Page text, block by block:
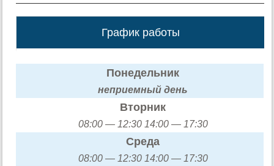
График работы
Понедельник
неприемный день
Вторник
08:00 — 12:30 14:00 — 17:30
Среда
08:00 — 12:30 14:00 — 17:30